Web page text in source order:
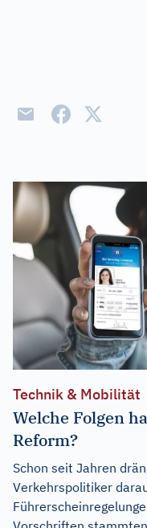
Technik & Mobilität
Welche Folgen
Reform?
Schon seit Jahren
Verkehrspolitiker